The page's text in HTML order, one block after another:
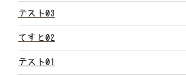
ン
テスト03
てすと02
テスト01